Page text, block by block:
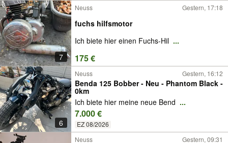
7
Neuss Gestern, 17:18
fuchs hilfsmotor
Ich biete hier einen Fuchs-Hil ...
175 €
6
Neuss Gestern, 16:12
Benda 125 Bobber - Neu - Phantom Black -
0km
Ich biete hier meine neue Bend ...
7.000 €
EZ 08/2026
Neuss Gestern, 09:31